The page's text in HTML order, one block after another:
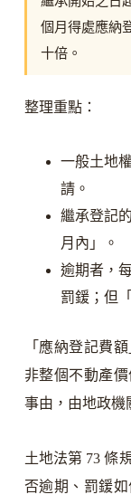
個月得處應納
十倍。
整理重點：
一般土地
請。
繼承登記
月內」。
逾期者，
罰鍰；但
「應納登記費
非整個不動產
事由，由地政機
土地法第 73 條
否逾期、罰鍰